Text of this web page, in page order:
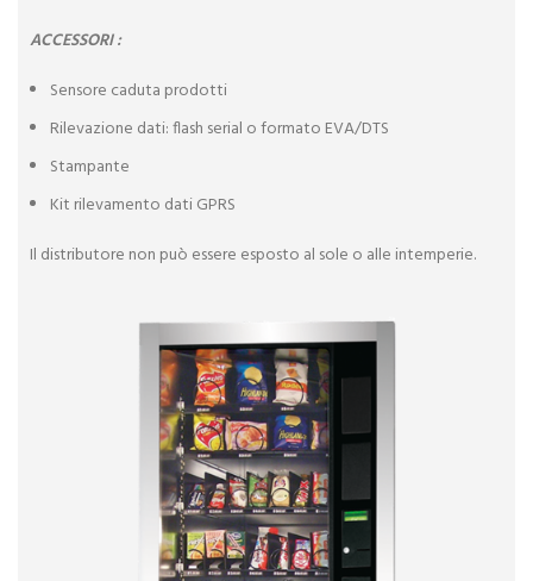
ACCESSORI :
Sensore caduta prodotti
Rilevazione dati: flash serial o formato EVA/DTS
Stampante
Kit rilevamento dati GPRS
Il distributore non può essere esposto al sole o alle intemperie.